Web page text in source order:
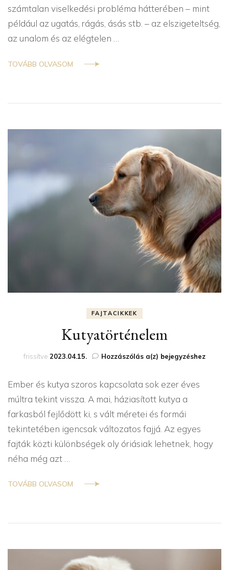
számtalan viselkedési probléma hátterében – mint
például az ugatás, rágás, ásás stb. – az elszigeteltség,
az unalom és az elégtelen …
TOVÁBB OLVASOM
FAJTACIKKEK
Kutyatörténelem
frissítve 2023.04.15. Hozzászólás a(z) Kutyatörténelem
bejegyzéshez
Ember és kutya szoros kapcsolata sok ezer éves
múltra tekint vissza. A mai, háziasított kutya a
farkasból fejlődött ki, s vált méretei és formái
tekintetében igencsak változatos fajjá. Az egyes
fajták közti különbségek oly óriásiak lehetnek, hogy
néha még azt …
TOVÁBB OLVASOM